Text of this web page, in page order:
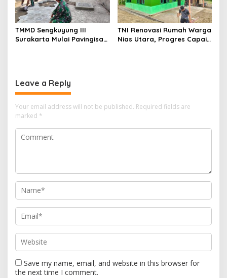
TMMD Sengkuyung III
Surakarta Mulai Pavingisasi
TNI Renovasi Rumah Warga
Nias Utara, Progres Capai
Leave a Reply
Your email address will not be published. Required fields are
marked *
Save my name, email, and website in this browser for
the next time I comment.